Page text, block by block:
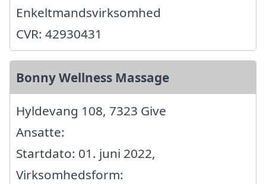
Enkeltmandsvirksomhed
CVR: 42930431
Bonny Wellness Massage
Hyldevang 108, 7323 Give
Ansatte:
Startdato: 01. juni 2022,
Virksomhedsform: